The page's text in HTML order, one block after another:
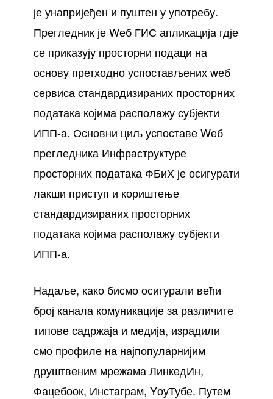
је унапријеђен и пуштен у употребу.
Прегледник је Wеб ГИС апликација гдје
се приказују просторни подаци на
основу претходно успостављених wеб
сервиса стандардизираних просторних
података којима располажу субјекти
ИПП-а. Основни циљ успоставе Wеб
прегледника Инфраструктуре
просторних података ФБиХ је осигурати
лакши приступ и кориштење
стандардизираних просторних
података којима располажу субјекти
ИПП-а.
Надаље, како бисмо осигурали већи
број канала комуникације за различите
типове садржаја и медија, израдили
смо профиле на најпопуларнијим
друштвеним мрежама ЛинкедИн,
Фацебоок, Инстаграм, YоуТубе. Путем